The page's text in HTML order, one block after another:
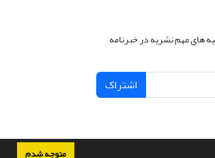
متوجه شدم
های مهم نشریه در خبرنامه
اشتراک